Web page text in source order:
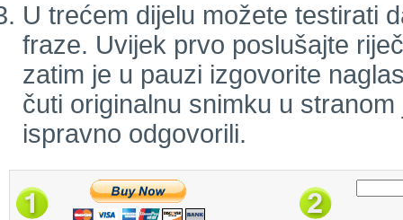
U trećem dijelu možete testirati
fraze. Uvijek prvo poslušajte
zatim je u pauzi izgovorite
čuti originalnu snimku u
ispravno odgovorili.